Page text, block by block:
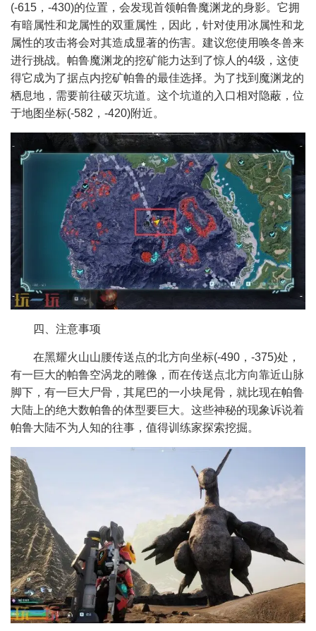
(-615，-430)的位置，会发现首领帕鲁魔渊龙的身影。它拥
有暗属性和龙属性的双重属性，因此，针对使用冰属性和龙
属性的攻击将会对其造成显著的伤害。建议您使用唤冬兽来
进行挑战。帕鲁魔渊龙的挖矿能力达到了惊人的4级，这使
得它成为了据点内挖矿帕鲁的最佳选择。为了找到魔渊龙的
栖息地，需要前往破灭坑道。这个坑道的入口相对隐蔽，位
于地图坐标(-582，-420)附近。
四、注意事项
在黑耀火山山腰传送点的北方向坐标(-490，-375)处，
有一巨大的帕鲁空涡龙的雕像，而在传送点北方向靠近山脉
脚下，有一巨大尸骨，其尾巴的一小块尾骨，就比现在帕鲁
大陆上的绝大数帕鲁的体型要巨大。这些神秘的现象诉说着
帕鲁大陆不为人知的往事，值得训练家探索挖掘。